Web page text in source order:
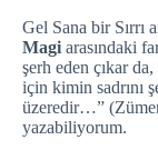
Gel Sana bir Sırrı
Magi arasındaki
şerh eden çıkar da,
için kimin sadrını
üzeredir…”
yazabiliyorum.